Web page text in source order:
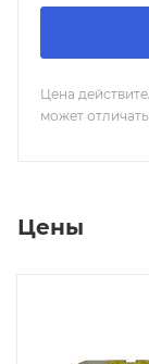
Цена
может
Цены